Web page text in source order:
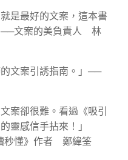
是最好的文案，這本書
──文案的美負責人 林
的文案引誘指南。」──
案卻很難。看過《吸引
靈感信手拈來！」
秒懂》作者 鄭緯筌